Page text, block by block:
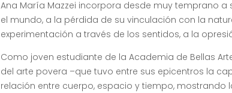
Ana María Mazzei incorpora desde muy temprano
el mundo, a la pérdida de su vinculación con la
experimentación a través de los sentidos, a la
Como joven estudiante de la Academia de Bellas
del arte povera –que tuvo entre sus epicentros la
relación entre cuerpo, espacio y tiempo,